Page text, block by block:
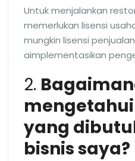
Untuk menjalankan
memerlukan lisensi
mungkin lisensi
aimplementasikan
2.
yang
bisnis saya?